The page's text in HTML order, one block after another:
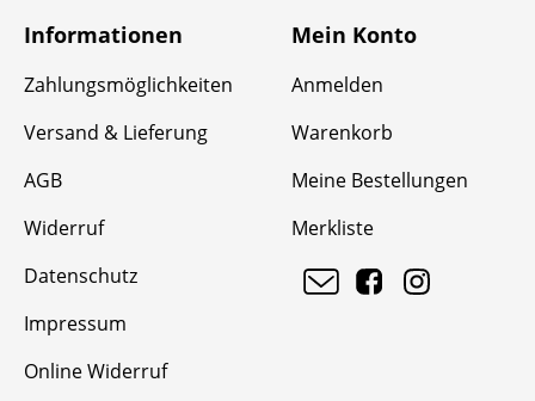
Informationen
Zahlungsmöglichkeiten
Versand & Lieferung
AGB
Widerruf
Datenschutz
Impressum
Online Widerruf
Mein Konto
Anmelden
Warenkorb
Meine Bestellungen
Merkliste